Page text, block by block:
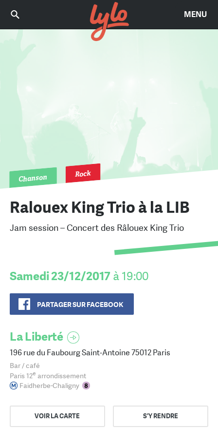
MENU
Chanson Rock
Ralouex King Trio à la LIB
Jam session – Concert des Râlouex King Trio
Samedi 23/12/2017 à 19:00
PARTAGER SUR FACEBOOK
La Liberté
196 rue du Faubourg Saint-Antoine 75012 Paris
Bar / café
Paris 12e arrondissement
Faidherbe-Chaligny
VOIR LA CARTE S'Y RENDRE